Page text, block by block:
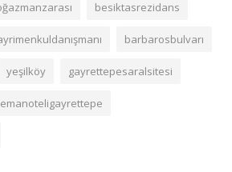
besiktasrezidans
barbarosbulvarı
yeşilköy gayrettepesaralsitesi